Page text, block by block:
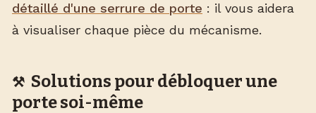
détaillé d'une serrure de porte : il vous aidera
à visualiser chaque pièce du mécanisme.
Solutions pour débloquer une
porte soi-même